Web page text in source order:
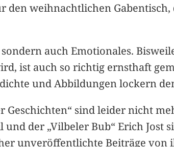
weihnachtlichen
auch Emotionales.
ist auch so richtig ernsthaft
und Abbildungen lockern
Geschichten“ sind leider nicht
der „Vilbeler Bub“ Erich Jost
unveröffentlichte Beiträge von